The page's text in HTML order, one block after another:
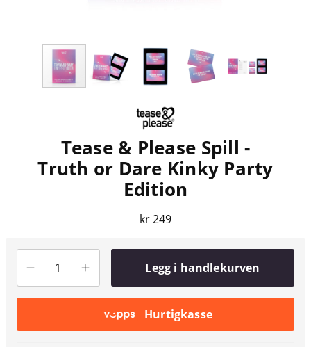
Tease & Please Spill -
Truth or Dare Kinky Party
Edition
kr 249
Legg i handlekurven
Hurtigkasse